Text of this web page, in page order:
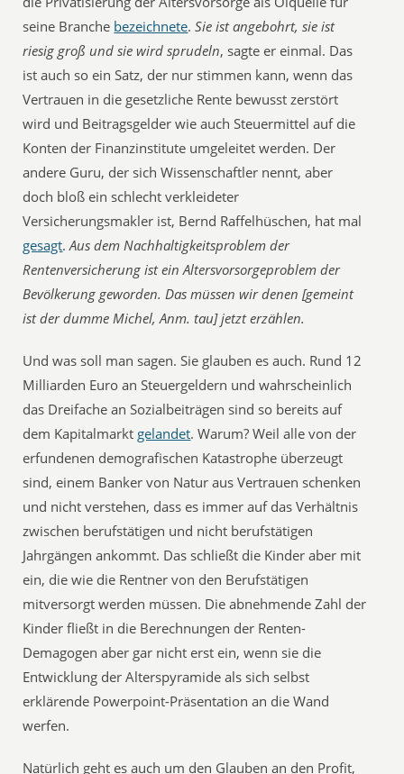
seine Branche bezeichnete.Sie ist angebohrt, sie ist
riesig groß und sie wird sprudeln, sagte er einmal. Das
ist auch so ein Satz, der nur stimmen kann, wenn das
Vertrauen in die gesetzliche Rente bewusst zerstört
wird und Beitragsgelder wie auch Steuermittel auf die
Konten der Finanzinstitute umgeleitet werden. Der
andere Guru, der sich Wissenschaftler nennt, aber
doch bloß ein schlecht verkleideter
Versicherungsmakler ist, Bernd Raffelhüschen, hat mal
gesagt.Aus dem Nachhaltigkeitsproblem der
Rentenversicherung ist ein Altersvorsorgeproblem der
Bevölkerung geworden. Das müssen wir denen [gemeint
ist der dumme Michel, Anm. tau] jetzt erzählen.
Und was soll man sagen. Sie glauben es auch. Rund 12
Milliarden Euro an Steuergeldern und wahrscheinlich
das Dreifache an Sozialbeiträgen sind so bereits auf
dem Kapitalmarkt gelandet. Warum? Weil alle von der
erfundenen demografischen Katastrophe überzeugt
sind, einem Banker von Natur aus Vertrauen schenken
und nicht verstehen, dass es immer auf das Verhältnis
zwischen berufstätigen und nicht berufstätigen
Jahrgängen ankommt. Das schließt die Kinder aber mit
ein, die wie die Rentner von den Berufstätigen
mitversorgt werden müssen. Die abnehmende Zahl der
Kinder fließt in die Berechnungen der Renten-
Demagogen aber gar nicht erst ein, wenn sie die
Entwicklung der Alterspyramide als sich selbst
erklärende Powerpoint-Präsentation an die Wand
werfen.
Natürlich geht es auch um den Glauben an den Profit,